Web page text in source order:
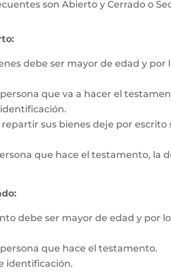
son Abierto y Cerrado o
debe ser mayor de edad y
que va a hacer el
sus bienes deje por
que hace el testamento, la
debe ser mayor de edad y por
que hace el testamento.
identificación.